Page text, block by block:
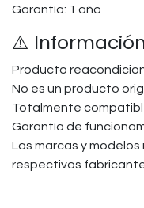
Garantía: 1 año
⚠️
Producto
No es un producto
Totalmente
Garantía de
Las marcas y
respectivos